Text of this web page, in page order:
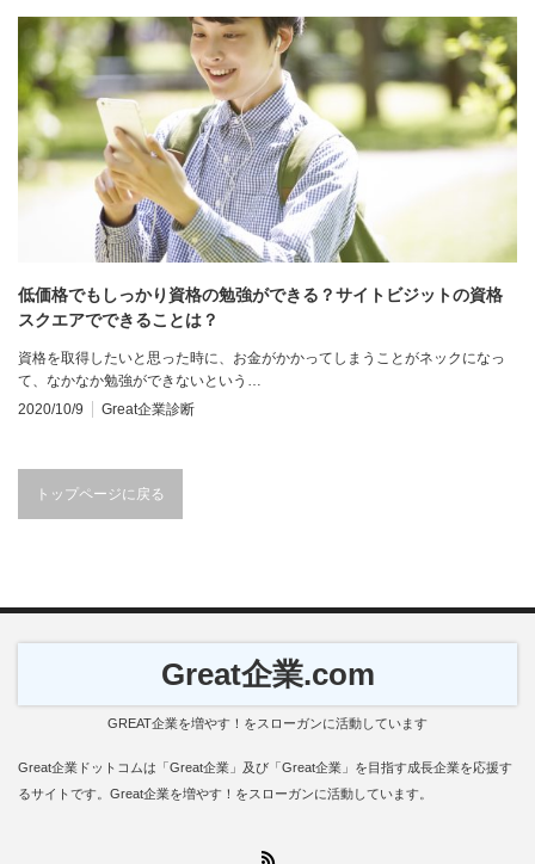
低価格でもしっかり資格の勉強ができる？サイトビジットの資格
スクエアでできることは？
資格を取得したいと思った時に、お金がかかってしまうことがネックになっ
て、なかなか勉強ができないという…
2020/10/9
Great企業診断
トップページに戻る
Great企業.com
GREAT企業を増やす！をスローガンに活動しています
Great企業ドットコムは「Great企業」及び「Great企業」を目指す成長企業を応援す
るサイトです。Great企業を増やす！をスローガンに活動しています。